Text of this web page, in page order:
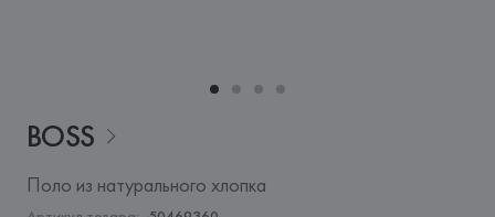
BOSS
Поло из натурального хлопка